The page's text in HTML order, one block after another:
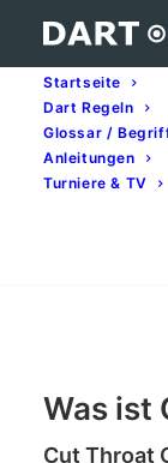
Startseite
Dart Regeln
Glossar /
Anleitungen
Turniere & TV
Cut
Home
Cut
Was ist
Cut Throat